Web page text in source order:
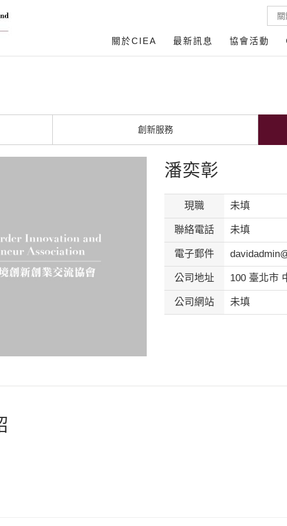
關於CIEA 最新訊息 協會活動
創新服務
潘奕彰
現職 未填
聯絡電話 未填
電子郵件
公司地址 100 臺北市
公司網站 未填